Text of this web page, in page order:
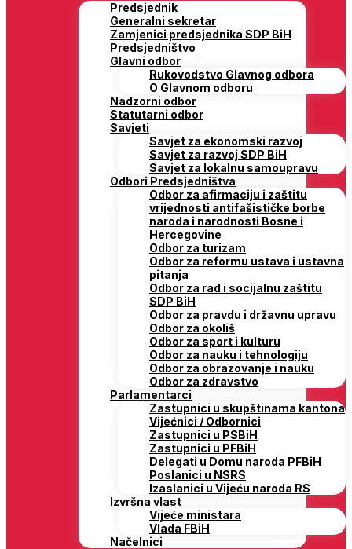
Predsjednik
Generalni sekretar
Zamjenici predsjednika SDP BiH
Predsjedništvo
Glavni odbor
Rukovodstvo Glavnog odbora
O Glavnom odboru
Nadzorni odbor
Statutarni odbor
Savjeti
Savjet za ekonomski razvoj
Savjet za razvoj SDP BiH
Savjet za lokalnu samoupravu
Odbori Predsjedništva
Odbor za afirmaciju i zaštitu
vrijednosti antifašističke borbe
naroda i narodnosti Bosne i
Hercegovine
Odbor za turizam
Odbor za reformu ustava i ustavna
pitanja
Odbor za rad i socijalnu zaštitu
SDP BiH
Odbor za pravdu i državnu upravu
Odbor za okoliš
Odbor za sport i kulturu
Odbor za nauku i tehnologiju
Odbor za obrazovanje i nauku
Odbor za zdravstvo
Parlamentarci
Zastupnici u skupštinama kantona
Vijećnici / Odbornici
Zastupnici u PSBiH
Zastupnici u PFBiH
Delegati u Domu naroda PFBiH
Poslanici u NSRS
Izaslanici u Vijeću naroda RS
Izvršna vlast
Vijeće ministara
Vlada FBiH
Načelnici